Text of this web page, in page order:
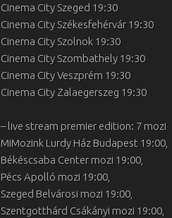
Cinema City Szeged 19:30
Cinema City Székesfehérvár 19:30
Cinema City Szolnok 19:30
Cinema City Szombathely 19:30
Cinema City Veszprém 19:30
Cinema City Zalaegerszeg 19:30
– live stream premier edition: 7 mozi
MiMozink Lurdy Ház Budapest 19:00,
Békéscsaba Center mozi 19:00,
Pécs Apolló mozi 19:00,
Szeged Belvárosi mozi 19:00,
Szentgotthárd Csákányi mozi 19:00,